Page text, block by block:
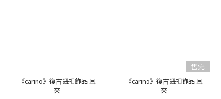
《carino》復古鈕扣飾品 耳
夾
售完
《carino》復古鈕扣飾品 耳
夾